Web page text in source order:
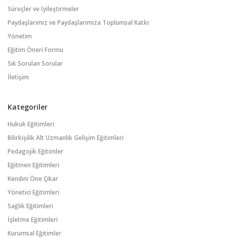
Süreçler ve İyileştirmeler
Paydaşlarımız ve Paydaşlarımıza Toplumsal Katkı
Yönetim
Eğitim Öneri Formu
Sık Sorulan Sorular
İletişim
Kategoriler
Hukuk Eğitimleri
Bilirkişilik Alt Uzmanlık Gelişim Eğitimleri
Pedagojik Eğitimler
Eğitmen Eğitimleri
Kendini Öne Çıkar
Yönetici Eğitimleri
Sağlık Eğitimleri
İşletme Eğitimleri
Kurumsal Eğitimler